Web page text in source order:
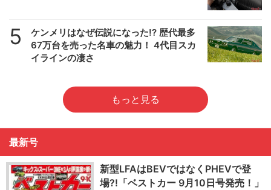
5
ケンメリはなぜ伝説になった!? 歴代最多
67万台を売った名車の魅力！ 4代目スカ
イラインの凄さ
もっと見る
最新号
新型LFAはBEVではなくPHEVで登
場?!「ベストカー 9月10日号発売！」